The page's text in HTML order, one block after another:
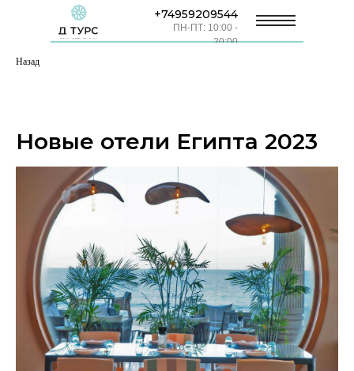
+74959209544
ПН-ПТ: 10:00 -
20:00
Назад
Новые отели Египта 2023